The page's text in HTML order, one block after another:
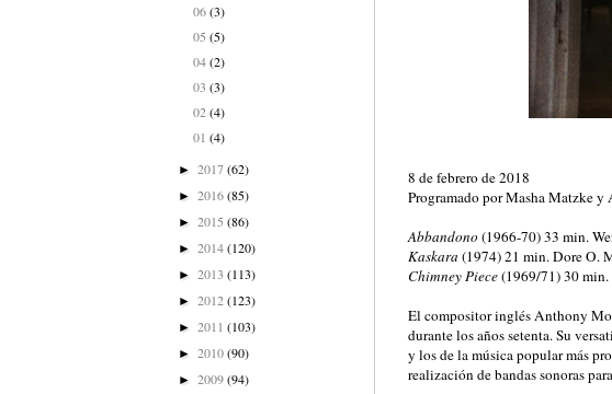
8 de febrero de 2018
Programado por Masha Matzke
Abbandono (1966-70) 33 min.
Kaskara (1974) 21 min. Dore O.
Chimney Piece(1969/71) 30
El compositor inglés Anthony
durante los años setenta. Su
y los de la música popular más
realización de bandas sonoras
06 (3)
05 (5)
04 (2)
03 (3)
02 (4)
01 (4)
► 2017(62)
► 2016(85)
► 2015 (86)
► 2014(120)
► 2013 (113)
► 2012(123)
► 2011 (103)
► 2010(90)
► 2009(94)